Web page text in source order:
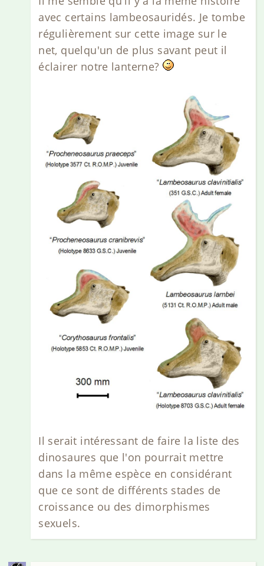
avec certains lambeosauridés. Je tombe
régulièrement sur cette image sur le
net, quelqu'un de plus savant peut il
éclairer notre lanterne?
Il serait intéressant de faire la liste des
dinosaures que l'on pourrait mettre
dans la même espèce en considérant
que ce sont de différents stades de
croissance ou des dimorphismes
sexuels.